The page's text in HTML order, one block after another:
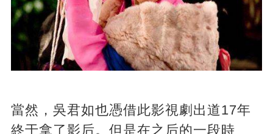
當然，吳君如也憑借此影視劇出道17年
終于拿了影后。但是在之后的一段時